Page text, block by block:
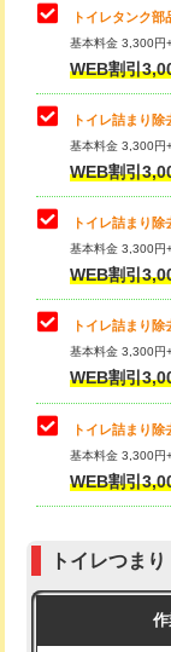
トイレタンク
基本料金 3,300円
WEB割引
トイレ詰まり
基本料金 3,300円
WEB割引
トイレ詰まり
基本料金 3,300円
WEB割引
トイレ詰まり
基本料金 3,300円
WEB割引
トイレ詰まり
基本料金 3,300円
WEB割引
トイレつま